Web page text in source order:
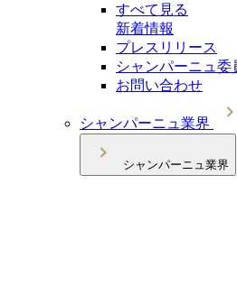
すべて見る
新着情報
プレスリリース
シャンパーニュ委
お問い合わせ
シャンパーニュ業界
シャンパーニュ業界